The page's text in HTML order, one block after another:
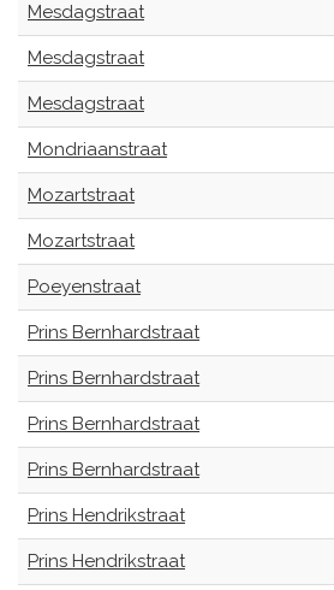
Mesdagstraat
Mesdagstraat
Mesdagstraat
Mondriaanstraat
Mozartstraat
Mozartstraat
Poeyenstraat
Prins Bernhardstraat
Prins Bernhardstraat
Prins Bernhardstraat
Prins Bernhardstraat
Prins Hendrikstraat
Prins Hendrikstraat